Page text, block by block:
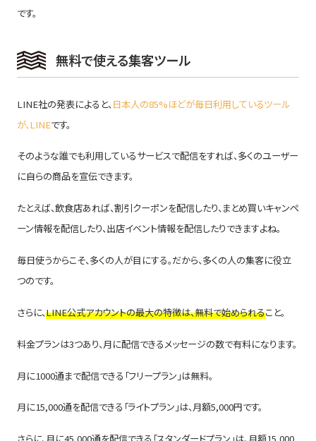
です。
無料で使える集客ツール
LINE社の発表によると、 日本人の85%ほどが毎日利用しているツール
が、LINEです。
そのような誰でも利用しているサービスで配信をすれば、多くのユーザー
に自らの商品を宣伝できます。
たとえば、飲食店あれば、割引クーポンを配信したり、まとめ買いキャンペ
ーン情報を配信したり、出店イベント情報を配信したりできますよね。
毎日使うからこそ、多くの人が目にする。だから、多くの人の集客に役立
つのです。
さらに、LINE公式アカウントの最大の特徴は、無料で始められること。
料金プランは3つあり、月に配信できるメッセージの数で有料になります。
月に1000通まで配信できる「フリープラン」は無料。
月に15,000通を配信できる「ライトプラン」は、月額5,000円です。